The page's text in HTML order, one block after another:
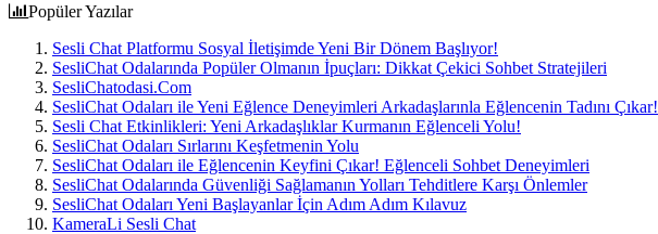
Popüler Yazılar
Sesli Chat Platformu Sosyal İletişimde Yeni Bir Dönem Başlıyor!
SesliChat Odalarında Popüler Olmanın İpuçları: Dikkat Çekici Sohbet Stratejileri
SesliChatodasi.Com
SesliChat Odaları ile Yeni Eğlence Deneyimleri Arkadaşlarınla Eğlencenin Tadını Çıkar!
Sesli Chat Etkinlikleri: Yeni Arkadaşlıklar Kurmanın Eğlenceli Yolu!
SesliChat Odaları Sırlarını Keşfetmenin Yolu
SesliChat Odaları ile Eğlencenin Keyfini Çıkar! Eğlenceli Sohbet Deneyimleri
SesliChat Odalarında Güvenliği Sağlamanın Yolları Tehditlere Karşı Önlemler
SesliChat Odaları Yeni Başlayanlar İçin Adım Adım Kılavuz
KameraLi Sesli Chat